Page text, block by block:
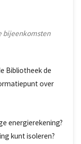
bijeenkomsten
Bibliotheek de
over
energierekening?
kunt isoleren?